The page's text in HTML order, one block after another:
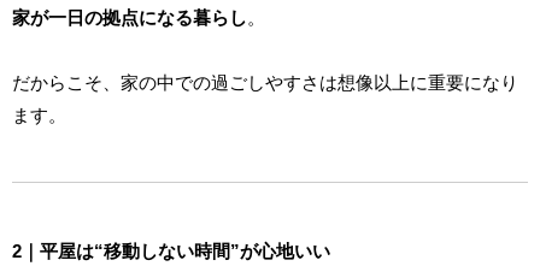
家が一日の拠点になる暮らし。
だからこそ、家の中での過ごしやすさは想像以上に重要になり
ます。
2｜平屋は“移動しない時間”が心地いい